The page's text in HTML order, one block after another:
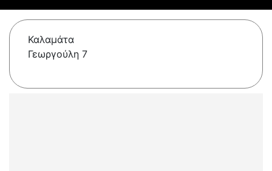
Καλαμάτα
Γεωργούλη 7